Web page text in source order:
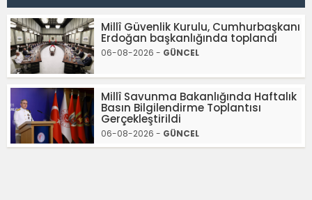
Millî Güvenlik Kurulu, Cumhurbaşkanı
Erdoğan başkanlığında toplandı
06-08-2026 - GÜNCEL
Millî Savunma Bakanlığında Haftalık
Basın Bilgilendirme Toplantısı
Gerçekleştirildi
06-08-2026 - GÜNCEL